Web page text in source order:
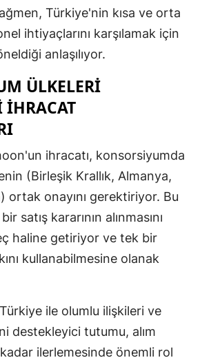
Türkiye'nin kısa ve orta
ihtiyaçlarını karşılamak için
anlaşılıyor.
ÜLKELERI
ihracatı, konsorsiyumda
(Birleşik Krallık, Almanya,
ortak onayını gerektiriyor. Bu
satış kararının alınmasını
haline getiriyor ve tek bir
kullanabilmesine olanak
ile olumlu ilişkileri ve
destekleyici tutumu, alım
ilerlemesinde önemli rol